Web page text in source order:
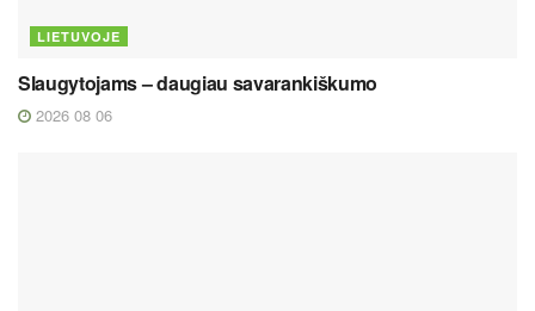
LIETUVOJE
Slaugytojams – daugiau savarankiškumo
2026 08 06